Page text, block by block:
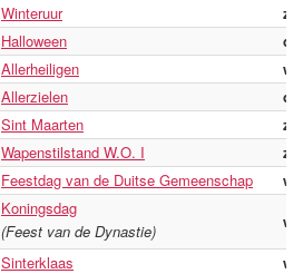
Winteruur
Halloween
Allerheiligen
Allerzielen
Sint Maarten
Wapenstilstand W.O. I
Feestdag van de Duitse Gemeenschap
Koningsdag
(Feest van de Dynastie)
Sinterklaas